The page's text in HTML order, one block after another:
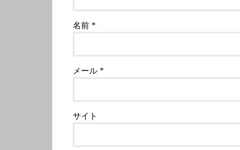
名前 *
メール *
サイト